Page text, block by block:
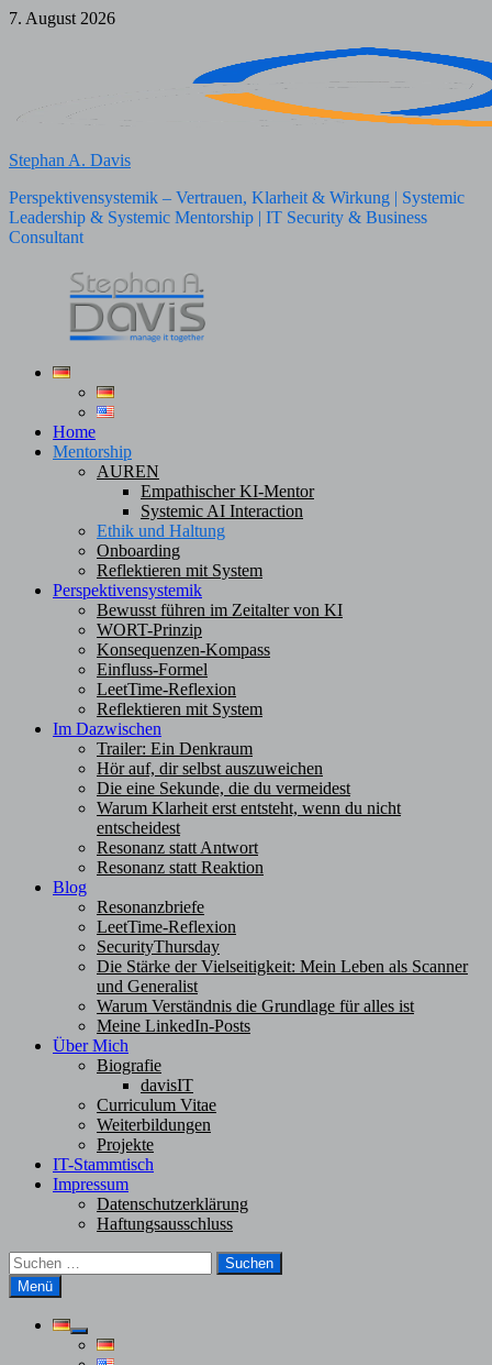
Zum
7. August 2026
Stephan A. Davis
Perspektivensystemik – Vertrauen, Klarheit & Wirkung | Systemic
Leadership & Systemic Mentorship | IT Security & Business
Consultant
Home
Mentorship
AUREN
Empathischer KI-Mentor
Systemic AI Interaction
Ethik und Haltung
Onboarding
Reflektieren mit System
Perspektivensystemik
Bewusst führen im Zeitalter von KI
WORT-Prinzip
Konsequenzen-Kompass
Einfluss-Formel
LeetTime-Reflexion
Reflektieren mit System
Im Dazwischen
Trailer: Ein Denkraum
Hör auf, dir selbst auszuweichen
Die eine Sekunde, die du vermeidest
Warum Klarheit erst entsteht, wenn du nicht
entscheidest
Resonanz statt Antwort
Resonanz statt Reaktion
Blog
Resonanzbriefe
LeetTime-Reflexion
SecurityThursday
Die Stärke der Vielseitigkeit: Mein Leben als Scanner
und Generalist
Warum Verständnis die Grundlage für alles ist
Meine LinkedIn-Posts
Über Mich
Biografie
davisIT
Curriculum Vitae
Weiterbildungen
Projekte
IT-Stammtisch
Impressum
Datenschutzerklärung
Haftungsausschluss
Suchen
nach:
Menü
Untermenü
anzeigen